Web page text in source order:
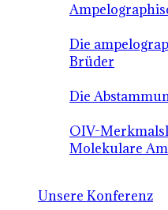
Die
Brüder
Die
OIV-
Molekulare
Unsere Konferenz